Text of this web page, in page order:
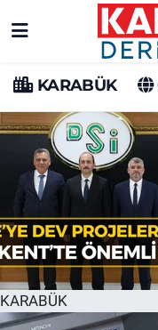
KARABÜK
KARABÜK
Karabük Hava
Karabük Trafik
Süper Lig
Tüm Manşetler
Son Dakika